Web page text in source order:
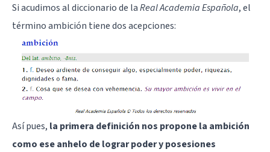
Si acudimos al diccionario de laReal Academia Española, el
término ambición tiene dos acepciones:
Así pues, la primera definición nos propone la ambición
como ese anhelo de lograr poder y posesiones